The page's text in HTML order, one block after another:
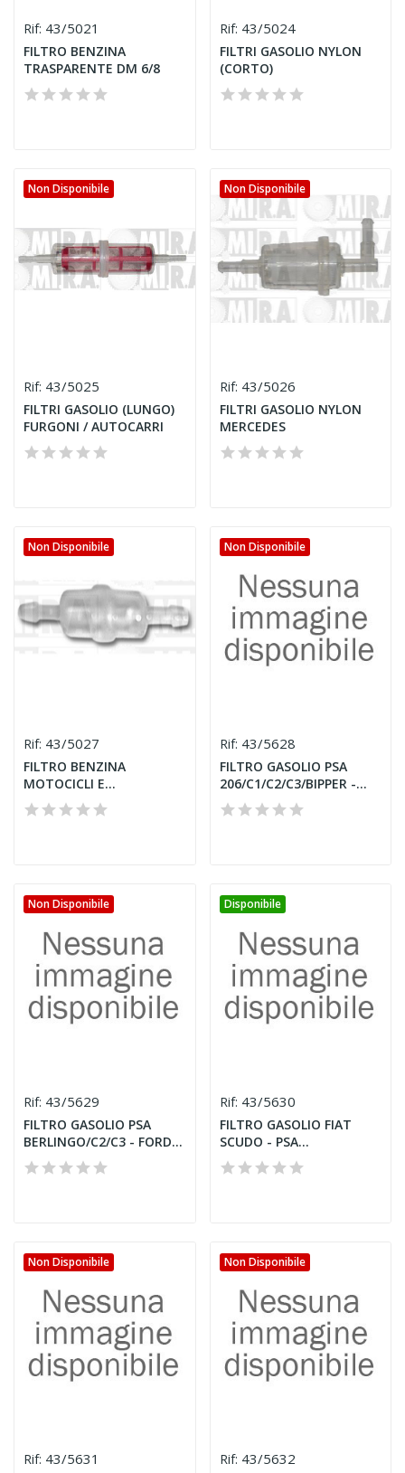
Rif: 43/5021
FILTRO BENZINA
TRASPARENTE DM 6/8
Rif: 43/5024
FILTRI GASOLIO NYLON
(CORTO)
Non Disponibile
Rif: 43/5025
FILTRI GASOLIO (LUNGO)
FURGONI / AUTOCARRI
Non Disponibile
Rif: 43/5026
FILTRI GASOLIO NYLON
MERCEDES
Non Disponibile
Rif: 43/5027
FILTRO BENZINA
MOTOCICLI E
TERGIVETRO
Non Disponibile
Rif: 43/5628
FILTRO GASOLIO PSA
206/C1/C2/C3/BIPPER -
FORD...
Non Disponibile
Rif: 43/5629
FILTRO GASOLIO PSA
BERLINGO/C2/C3 - FORD
FOCUS...
Disponibile
Rif: 43/5630
FILTRO GASOLIO FIAT
SCUDO - PSA
JUMPY/EXPERT...
Non Disponibile
Rif: 43/5631
Non Disponibile
Rif: 43/5632